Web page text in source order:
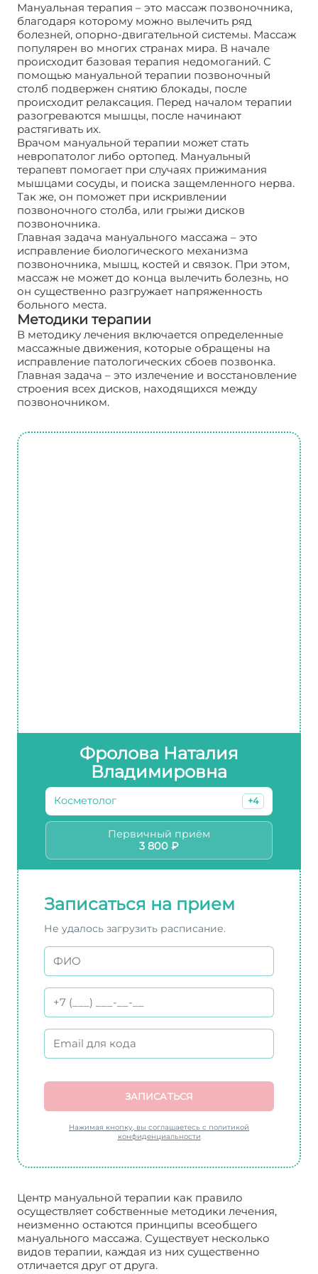
Мануальная терапия – это массаж позвоночника,
благодаря которому можно вылечить ряд
болезней, опорно-двигательной системы. Массаж
популярен во многих странах мира. В начале
происходит базовая терапия недомоганий. С
помощью мануальной терапии позвоночный
столб подвержен снятию блокады, после
происходит релаксация. Перед началом терапии
разогреваются мышцы, после начинают
растягивать их.
Врачом мануальной терапии может стать
невропатолог либо ортопед. Мануальный
терапевт помогает при случаях прижимания
мышцами сосуды, и поиска защемленного нерва.
Так же, он поможет при искривлении
позвоночного столба, или грыжи дисков
позвоночника.
Главная задача мануального массажа – это
исправление биологического механизма
позвоночника, мышц, костей и связок. При этом,
массаж не может до конца вылечить болезнь, но
он существенно разгружает напряженность
больного места.
Методики терапии
В методику лечения включается определенные
массажные движения, которые обращены на
исправление патологических сбоев позвонка.
Главная задача – это излечение и восстановление
строения всех дисков, находящихся между
позвоночником.
Фролова Наталия
Владимировна
Косметолог +4
Первичный приём
3 800 ₽
Записаться на прием
Не удалось загрузить расписание.
ЗАПИСАТЬСЯ
Нажимая кнопку, вы соглашаетесь с политикой
конфиденциальности
Центр мануальной терапии как правило
осуществляет собственные методики лечения,
неизменно остаются принципы всеобщего
мануального массажа. Существует несколько
видов терапии, каждая из них существенно
отличается друг от друга.